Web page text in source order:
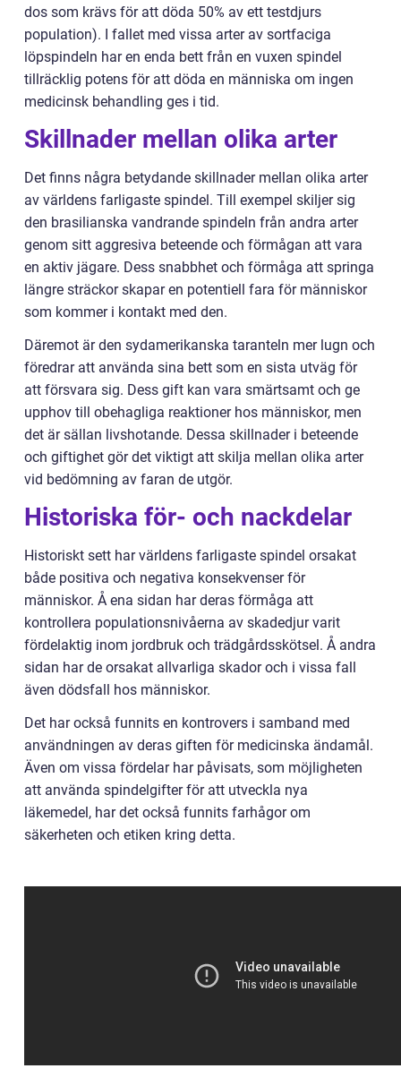
dos som krävs för att döda 50% av ett testdjurs
population). I fallet med vissa arter av sortfaciga
löpspindeln har en enda bett från en vuxen spindel
tillräcklig potens för att döda en människa om ingen
medicinsk behandling ges i tid.
Skillnader mellan olika arter
Det finns några betydande skillnader mellan olika arter
av världens farligaste spindel. Till exempel skiljer sig
den brasilianska vandrande spindeln från andra arter
genom sitt aggresiva beteende och förmågan att vara
en aktiv jägare. Dess snabbhet och förmåga att springa
längre sträckor skapar en potentiell fara för människor
som kommer i kontakt med den.
Däremot är den sydamerikanska taranteln mer lugn och
föredrar att använda sina bett som en sista utväg för
att försvara sig. Dess gift kan vara smärtsamt och ge
upphov till obehagliga reaktioner hos människor, men
det är sällan livshotande. Dessa skillnader i beteende
och giftighet gör det viktigt att skilja mellan olika arter
vid bedömning av faran de utgör.
Historiska för- och nackdelar
Historiskt sett har världens farligaste spindel orsakat
både positiva och negativa konsekvenser för
människor. Å ena sidan har deras förmåga att
kontrollera populationsnivåerna av skadedjur varit
fördelaktig inom jordbruk och trädgårdsskötsel. Å andra
sidan har de orsakat allvarliga skador och i vissa fall
även dödsfall hos människor.
Det har också funnits en kontrovers i samband med
användningen av deras giften för medicinska ändamål.
Även om vissa fördelar har påvisats, som möjligheten
att använda spindelgifter för att utveckla nya
läkemedel, har det också funnits farhågor om
säkerheten och etiken kring detta.